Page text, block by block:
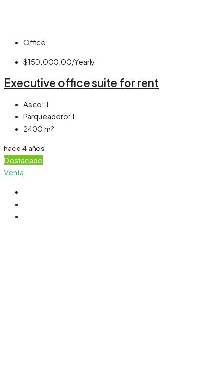
Office
$150.000,00/Yearly
Executive office suite for rent
Aseo: 1
Parqueadero: 1
2400 m²
hace 4 años
Destacado
Venta